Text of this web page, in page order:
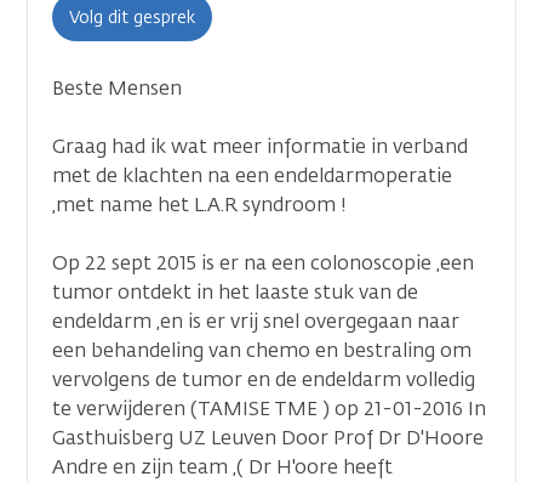
Volg dit gesprek
Beste Mensen
Graag had ik wat meer informatie in verband
met de klachten na een endeldarmoperatie
,met name het L.A.R syndroom !
Op 22 sept 2015 is er na een colonoscopie ,een
tumor ontdekt in het laaste stuk van de
endeldarm ,en is er vrij snel overgegaan naar
een behandeling van chemo en bestraling om
vervolgens de tumor en de endeldarm volledig
te verwijderen (TAMISE TME ) op 21-01-2016 In
Gasthuisberg UZ Leuven Door Prof Dr D'Hoore
Andre en zijn team ,( Dr H'oore heeft